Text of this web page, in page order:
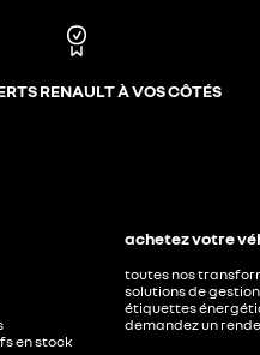
RENAULT À VOS CÔTÉS
en stock
achetez votre
toutes nos
solutions de
étiquettes
demandez un